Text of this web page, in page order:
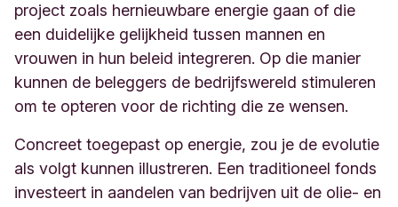
project zoals hernieuwbare energie gaan of die
een duidelijke gelijkheid tussen mannen en
vrouwen in hun beleid integreren. Op die manier
kunnen de beleggers de bedrijfswereld stimuleren
om te opteren voor de richting die ze wensen.
Concreet toegepast op energie, zou je de evolutie
als volgt kunnen illustreren. Een traditioneel fonds
investeert in aandelen van bedrijven uit de olie- en